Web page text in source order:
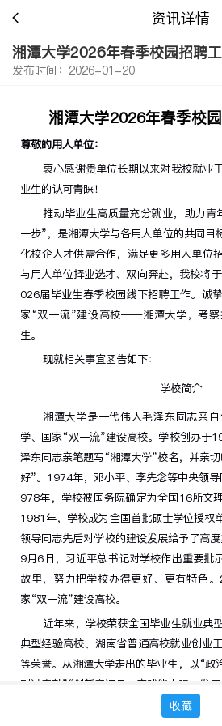
资讯详情
湘潭大学2026年春季校园招聘
发布时间：2026-01-20
湘潭大学2026年春季校
尊敬的用人单位：
衷心感谢贵单位长期以来对我校就业
业生的认可青睐！
推动毕业生高质量充分就业， 助力青
一步”，是湘潭大学与各用人单位的共同目
化校企人才供需合作， 满足更多用人单位
与用人单位择业选才、双向奔赴，我校将于
026届毕业生春季校园线下招聘工作。诚
家“双一流”建设高校——湘潭大学，考
生。
现就相关事宜函告如下：
学校简介
湘潭大学是一代伟人毛泽东同志亲
学、国家“双一流”建设高校。学校创办于
泽东同志亲笔题写“湘潭大学”校名，并亲
好”。 1974年，邓小平、李先念等中央领导
978年，学校被国务院确定为全国16所文
1981 年，学校成为全国首批硕士学位授权
领导同志先后对学校的建设发展给予了高度
9月6 日，习近平总书记对学校作出重要批
故里，努力把学校办得更好、更有特色。
家“双一流”建设高校。
近年来，学校荣获全国毕业生就业典
典型经验高校、湖南省普通高校就业创业
等荣誉。从湘潭大学走出的毕业生，以“政
别讲奉献”“创新意识足、实践能力强、发
收藏